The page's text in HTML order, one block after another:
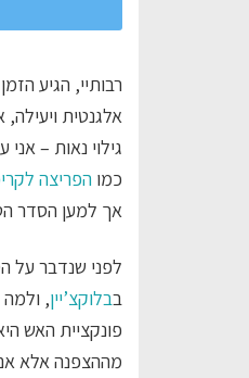
רבותיי, הגיע
אלגנטית
גילוי נאות –
כמו הפריצה
אך למען הסדר הטוב אדבר על
לפני שנדבר על
בבלוקצ’יין,
פונקציית האש
מההצפנה אלא